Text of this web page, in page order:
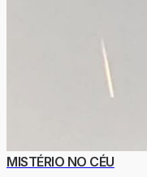
MISTÉRIO NO CÉU